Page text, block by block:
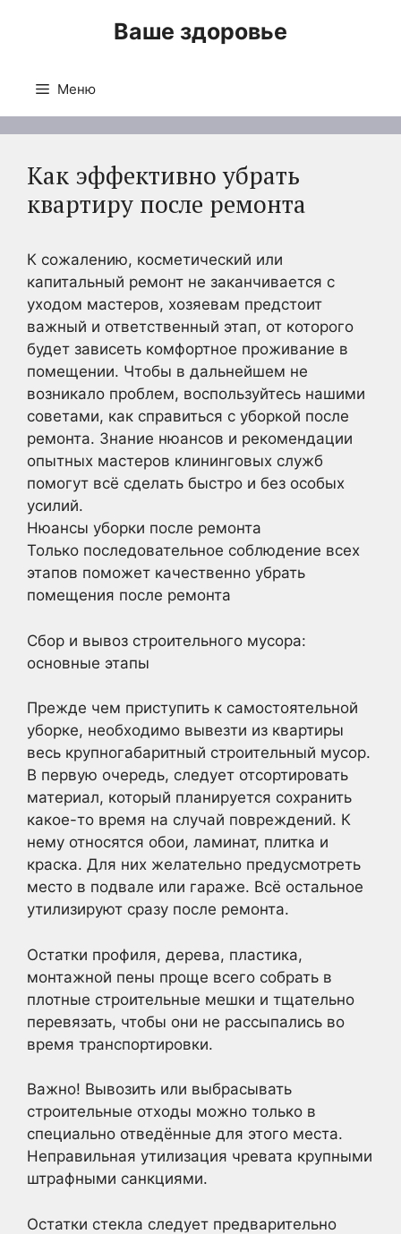
Ваше здоровье
Меню
Как эффективно убрать
квартиру после ремонта
К сожалению, косметический или
капитальный ремонт не заканчивается с
уходом мастеров, хозяевам предстоит
важный и ответственный этап, от которого
будет зависеть комфортное проживание в
помещении. Чтобы в дальнейшем не
возникало проблем, воспользуйтесь нашими
советами, как справиться с уборкой после
ремонта. Знание нюансов и рекомендации
опытных мастеров клининговых служб
помогут всё сделать быстро и без особых
усилий.
Нюансы уборки после ремонта
Только последовательное соблюдение всех
этапов поможет качественно убрать
помещения после ремонта
Сбор и вывоз строительного мусора:
основные этапы
Прежде чем приступить к самостоятельной
уборке, необходимо вывезти из квартиры
весь крупногабаритный строительный мусор.
В первую очередь, следует отсортировать
материал, который планируется сохранить
какое-то время на случай повреждений. К
нему относятся обои, ламинат, плитка и
краска. Для них желательно предусмотреть
место в подвале или гараже. Всё остальное
утилизируют сразу после ремонта.
Остатки профиля, дерева, пластика,
монтажной пены проще всего собрать в
плотные строительные мешки и тщательно
перевязать, чтобы они не рассыпались во
время транспортировки.
Важно! Вывозить или выбрасывать
строительные отходы можно только в
специально отведённые для этого места.
Неправильная утилизация чревата крупными
штрафными санкциями.
Остатки стекла следует предварительно